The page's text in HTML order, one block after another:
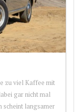
zu viel Kaffee mit
gar nicht mal
scheint langsamer